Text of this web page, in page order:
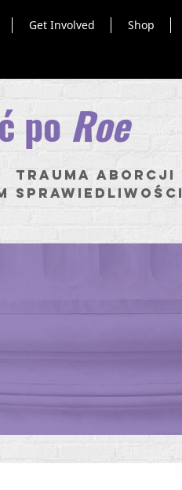
Get Involved Shop
po Roe
Trauma aborcji
sprawiedliwości